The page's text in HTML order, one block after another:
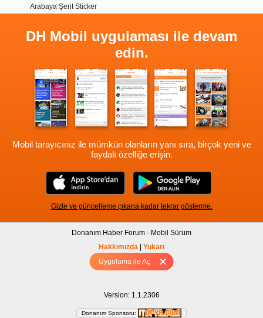
Uygulama ile Aç
Arabaya Şerit Sticker
DH Mobil uygulaması ile devam
edin.
Mobil tarayıcınız ile mümkün olanların yanı sıra, birçok yeni ve
faydalı özelliğe erişin.
Gizle ve güncelleme çıkana kadar tekrar gösterme.
Donanım Haber Forum - Mobil Sürüm
Hakkımızda | Yukarı
Tam sürüm için Tıklayınız
Version: 1.1.2306
Donanım Sponsoru: